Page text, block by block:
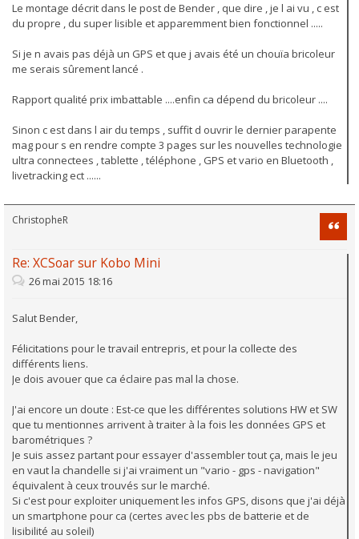
Le montage décrit dans le post de Bender , que dire , je l ai vu , c est
du propre , du super lisible et apparemment bien fonctionnel .....
Si je n avais pas déjà un GPS et que j avais été un chouïa bricoleur
me serais sûrement lancé .
Rapport qualité prix imbattable ....enfin ca dépend du bricoleur ....
Sinon c est dans l air du temps , suffit d ouvrir le dernier parapente
mag pour s en rendre compte 3 pages sur les nouvelles technologie
ultra connectees , tablette , téléphone , GPS et vario en Bluetooth ,
livetracking ect ......
ChristopheR
Re: XCSoar sur Kobo Mini
26 mai 2015 18:16
Salut Bender,
Félicitations pour le travail entrepris, et pour la collecte des
différents liens.
Je dois avouer que ca éclaire pas mal la chose.
J'ai encore un doute : Est-ce que les différentes solutions HW et SW
que tu mentionnes arrivent à traiter à la fois les données GPS et
barométriques ?
Je suis assez partant pour essayer d'assembler tout ça, mais le jeu
en vaut la chandelle si j'ai vraiment un "vario - gps - navigation"
équivalent à ceux trouvés sur le marché.
Si c'est pour exploiter uniquement les infos GPS, disons que j'ai déjà
un smartphone pour ca (certes avec les pbs de batterie et de
lisibilité au soleil)